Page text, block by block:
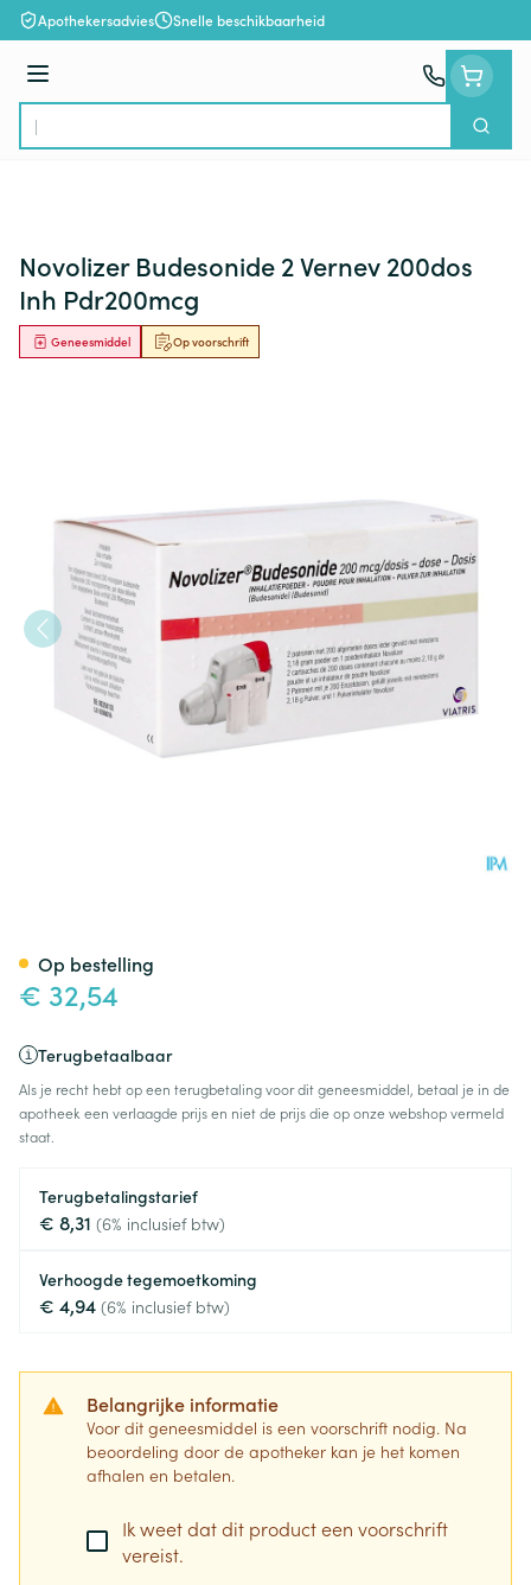
Ga naar de inhoud
Apothekersadvies Snelle beschikbaarheid
Menu
Product, merk, categorie...
Zoek
Novolizer Budesonide 2 Vernev 200dos
Inh Pdr200mcg
Op voorschrift
Geneesmiddel
€ 32,54
Terugbetaalbaar
Als je recht hebt op een terugbetaling voor dit geneesmiddel, betaal je in de
apotheek een verlaagde prijs en niet de prijs die op onze webshop vermeld
staat.
Terugbetalingstarief
€ 8,31 (6% inclusief btw)
Verhoogde tegemoetkoming
€ 4,94 (6% inclusief btw)
Belangrijke informatie
Voor dit geneesmiddel is een voorschrift nodig. Na
beoordeling door de apotheker kan je het komen
afhalen en betalen.
Ik weet dat dit product een voorschrift
vereist.
Op bestelling